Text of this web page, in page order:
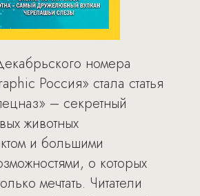
номера
Россия» стала статья
– секретный
животных
и большими
о которых
мечтать. Читатели